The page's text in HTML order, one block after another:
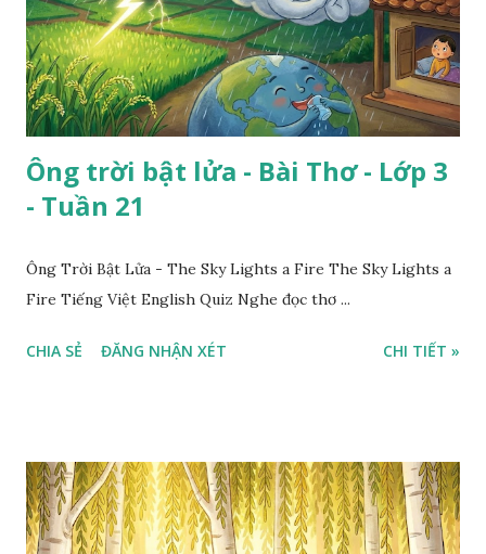
Ông trời bật lửa - Bài Thơ - Lớp 3
- Tuần 21
Ông Trời Bật Lửa - The Sky Lights a Fire The Sky Lights a
Fire Tiếng Việt English Quiz Nghe đọc thơ ...
CHIA SẺ ĐĂNG NHẬN XÉT CHI TIẾT »